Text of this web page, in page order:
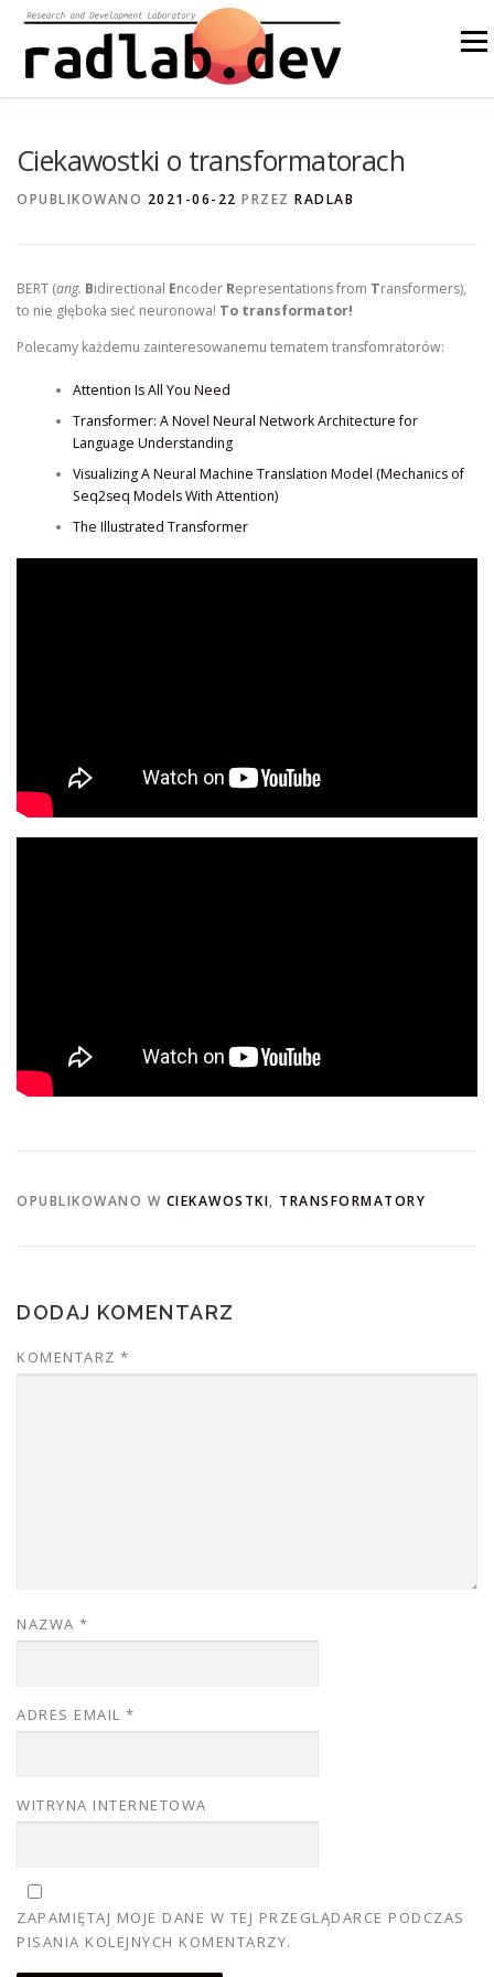
Przejdź
treści
Menu
Ciekawostki o transformatorach
OPUBLIKOWANO 2021-06-22 PRZEZ RADLAB
BERT (ang. Bidirectional Encoder Representations from Transformers),
to nie głęboka sieć neuronowa! To transformator!
Polecamy każdemu zainteresowanemu tematem transfomratorów:
Attention Is All You Need
Transformer: A Novel Neural Network Architecture for
Language Understanding
Visualizing A Neural Machine Translation Model (Mechanics of
Seq2seq Models With Attention)
The Illustrated Transformer
OPUBLIKOWANO W CIEKAWOSTKI, TRANSFORMATORY
DODAJ KOMENTARZ
KOMENTARZ *
NAZWA *
ADRES EMAIL *
WITRYNA INTERNETOWA
ZAPAMIĘTAJ MOJE DANE W TEJ PRZEGLĄDARCE PODCZAS
PISANIA KOLEJNYCH KOMENTARZY.